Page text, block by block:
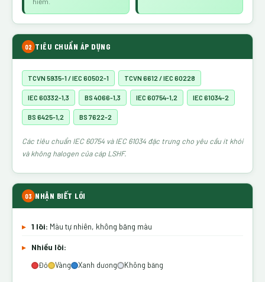
02 TIÊU CHUẨN ÁP DỤNG
TCVN 5935-1 / IEC 60502-1 TCVN 6612 / IEC 60228
IEC 60332-1,3 BS 4066-1,3 IEC 60754-1,2 IEC 61034-2
BS 6425-1,2 BS 7622-2
Các tiêu chuẩn IEC 60754 và IEC 61034 đặc trưng cho yêu cầu ít khói
và không halogen của cáp LSHF.
03 NHẬN BIẾT LÕI
▸ 1 lõi: Màu tự nhiên, không băng màu
▸ Nhiều lõi:
Đỏ Vàng Xanh dương Không băng